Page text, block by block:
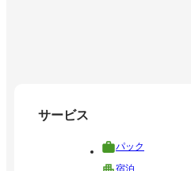
サービス
パック